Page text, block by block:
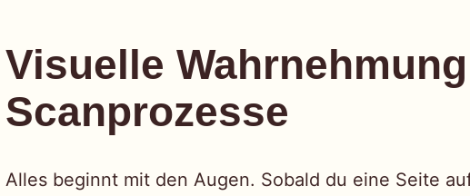
Visuelle
Scanprozesse
Alles beginnt mit den Augen. Sobald du eine Seite